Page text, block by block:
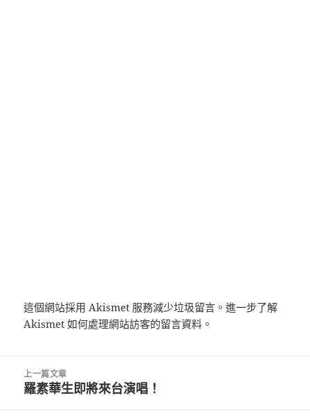
這個網站採用 Akismet 服務減少垃圾留言。進一步了解
Akismet 如何處理網站訪客的留言資料 。
上一篇文章
上
羅素華生即將來台演唱！